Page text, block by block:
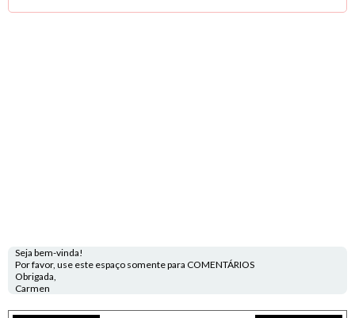
Seja bem-vinda!
Por favor, use este espaço somente para COMENTÁRIOS
Obrigada,
Carmen